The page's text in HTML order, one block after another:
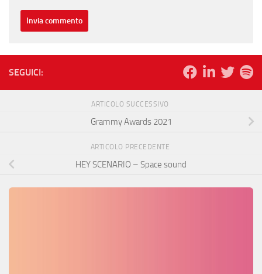
SEGUICI:
ARTICOLO SUCCESSIVO
Grammy Awards 2021
ARTICOLO PRECEDENTE
HEY SCENARIO – Space sound